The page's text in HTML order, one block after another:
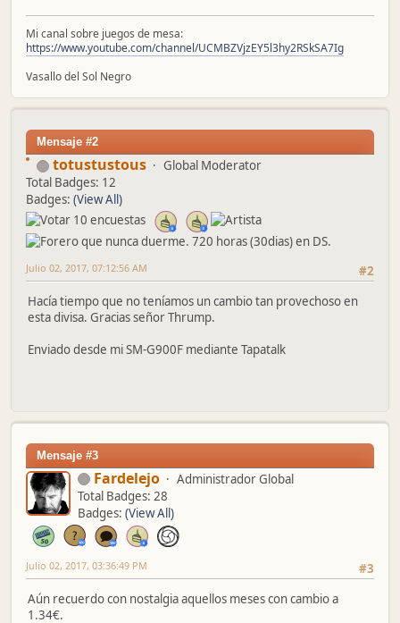
Mi canal sobre juegos de mesa:
https://www.youtube.com/channel/UCMBZVjzEY5l3hy2RSkSA7Ig
Vasallo del Sol Negro
Mensaje #2
totustustous
Global Moderator
Total Badges: 12
Badges: (View All)
#2
Julio 02, 2017, 07:12:56 AM
Hacía tiempo que no teníamos un cambio tan provechoso en
esta divisa. Gracias señor Thrump.
Enviado desde mi SM-G900F mediante Tapatalk
Mensaje #3
Fardelejo
Administrador Global
Total Badges: 28
Badges: (View All)
#3
Julio 02, 2017, 03:36:49 PM
Aún recuerdo con nostalgia aquellos meses con cambio a
1.34€.